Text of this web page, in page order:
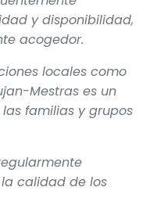
y disponibilidad,
acogedor.
locales como
Mestras es un
familias y grupos
calidad de los